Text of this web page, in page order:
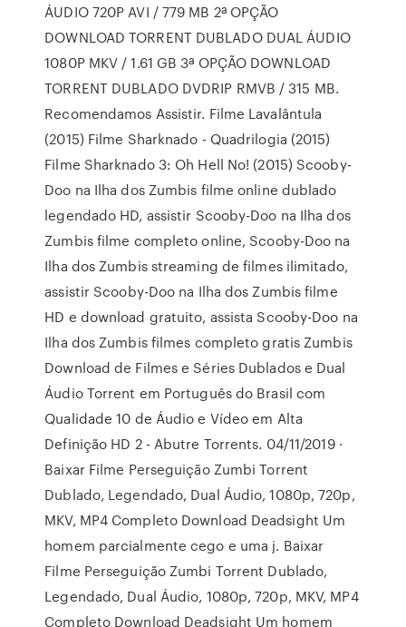
ÁUDIO 720P AVI / 779 MB 2ª OPÇÃO
DOWNLOAD TORRENT DUBLADO DUAL ÁUDIO
1080P MKV / 1.61 GB 3ª OPÇÃO DOWNLOAD
TORRENT DUBLADO DVDRIP RMVB / 315 MB.
Recomendamos Assistir. Filme Lavalântula
(2015) Filme Sharknado - Quadrilogia (2015)
Filme Sharknado 3: Oh Hell No! (2015) Scooby-
Doo na Ilha dos Zumbis filme online dublado
legendado HD, assistir Scooby-Doo na Ilha dos
Zumbis filme completo online, Scooby-Doo na
Ilha dos Zumbis streaming de filmes ilimitado,
assistir Scooby-Doo na Ilha dos Zumbis filme
HD e download gratuito, assista Scooby-Doo na
Ilha dos Zumbis filmes completo gratis Zumbis
Download de Filmes e Séries Dublados e Dual
Áudio Torrent em Português do Brasil com
Qualidade 10 de Áudio e Vídeo em Alta
Definição HD 2 - Abutre Torrents. 04/11/2019 ·
Baixar Filme Perseguição Zumbi Torrent
Dublado, Legendado, Dual Áudio, 1080p, 720p,
MKV, MP4 Completo Download Deadsight Um
homem parcialmente cego e uma j. Baixar
Filme Perseguição Zumbi Torrent Dublado,
Legendado, Dual Áudio, 1080p, 720p, MKV, MP4
Completo Download Deadsight Um homem